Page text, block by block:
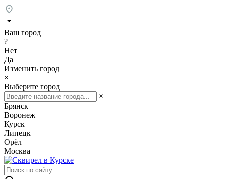
Ваш город
?
Нет
Да
Изменить город
×
Выберите город
×
Брянск
Воронеж
Курск
Липецк
Орёл
Москва